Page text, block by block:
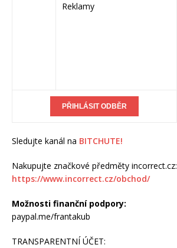
Reklamy
Sledujte kanál na BITCHUTE!
Nakupujte značkové předměty incorrect.cz:
https://www.incorrect.cz/obchod/
Možnosti finanční podpory:
paypal.me/frantakub
TRANSPARENTNÍ ÚČET: